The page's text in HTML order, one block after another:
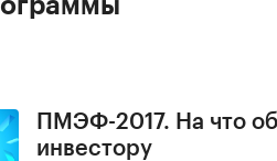
ПМЭФ-2017. На что
инвестору